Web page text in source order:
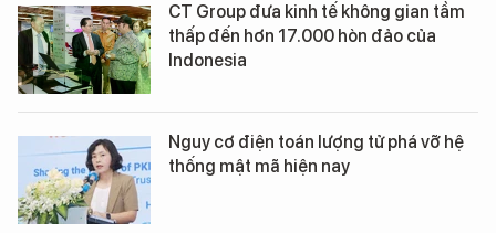
CT Group đưa kinh tế không gian tầm
thấp đến hơn 17.000 hòn đảo của
Indonesia
Nguy cơ điện toán lượng tử phá vỡ hệ
thống mật mã hiện nay